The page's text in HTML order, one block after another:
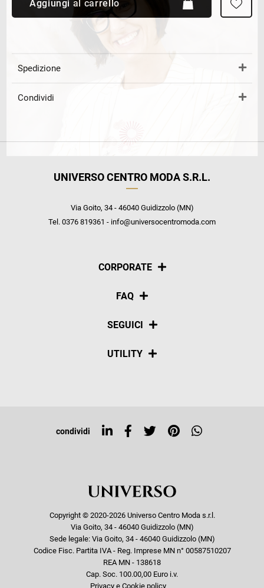
Aggiungi al carrello
Spedizione
Condividi
UNIVERSO CENTRO MODA S.R.L.
Via Goito, 34 - 46040 Guidizzolo (MN)
Tel. 0376 819361 - info@universocentromoda.com
CORPORATE
Chi siamo
FAQ
Pagamenti
SEGUICI
Social
UTILITY
Top ricerche
condividi
Copyright © 2020-2026 Universo Centro Moda s.r.l.
Via Goito, 34 - 46040 Guidizzolo (MN)
Sede legale: Via Goito, 34 - 46040 Guidizzolo (MN)
Codice Fisc. Partita IVA - Reg. Imprese MN n° 00587510207
REA MN - 138618
Cap. Soc. 100.00,00 Euro i.v.
Privacy e Cookie policy